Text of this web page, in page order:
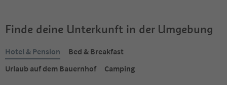
Finde deine Unterkunft in der Umgebung
Hotel & Pension
Bed & Breakfast
Urlaub auf dem Bauernhof
Camping